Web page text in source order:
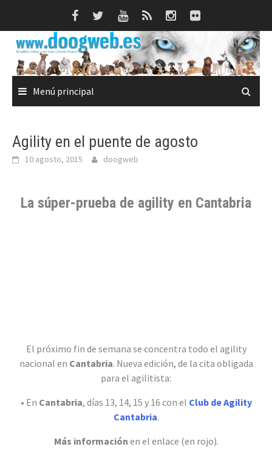
Menú principal
Agility en el puente de agosto
10 agosto, 2015 doogweb
La súper-prueba de agility en Cantabria
El próximo fin de semana se concentra todo el agility
nacional en Cantabria. Nueva edición, de la cita obligada
para el agilitista:
• En Cantabria, días 13, 14, 15 y 16 con el Club de Agility
Cantabria.
Más información en el enlace (en rojo).